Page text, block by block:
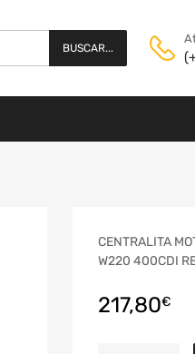
BUSCAR...
CENTRALITA
W220 400CDI
217,80€